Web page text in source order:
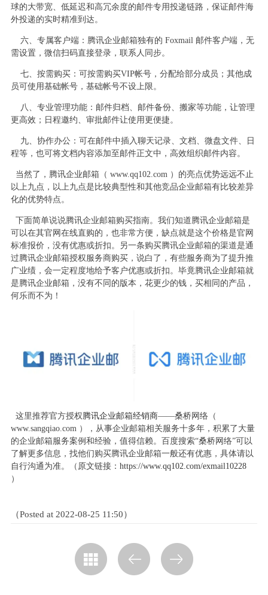
球的大带宽、低延迟和高冗余度的邮件专用投递链路，保证邮件海
外投递的实时精准到达。
六、专属客户端：腾讯企业邮箱独有的 Foxmail 邮件客户端，无
需设置，微信扫码直接登录，联系人同步。
七、按需购买：可按需购买VIP帐号，分配给部分成员；其他成
员可使用基础帐号，基础帐号不设上限。
八、专业管理功能：邮件归档、邮件备份、搬家等功能，让管理
更高效；日程邀约、审批邮件让使用更便捷。
九、协作办公：可在邮件中插入聊天记录、文档、微盘文件、日
程等，也可将文档内容添加至邮件正文中，高效组织邮件内容。
当然了，腾讯企业邮箱（ www.qq102.com ）的亮点优势远远不止
以上九点，以上九点是比较典型性和其他竞品企业邮箱有比较差异
化的优势特点。
下面简单说说腾讯企业邮箱购买指南。我们知道腾讯企业邮箱是
可以在其官网在线直购的，也非常方便，缺点就是这个价格是官网
标准报价，没有优惠或折扣。另一条购买腾讯企业邮箱的渠道是通
过腾讯企业邮箱授权服务商购买，说白了，有些服务商为了提升推
广业绩，会一定程度地给予客户优惠或折扣。毕竟腾讯企业邮箱就
是腾讯企业邮箱，没有不同的版本，花更少的钱，买相同的产品，
何乐而不为！
这里推荐官方授权 腾讯企业邮箱经销商——桑桥网络（
www.sangqiao.com ），从事企业邮箱相关服务十多年，积累了大量
的企业邮箱服务案例和经验，值得信赖。百度搜索“桑桥网络”可以
了解更多信息，找他们购买腾讯企业邮箱一般还有优惠，具体请以
自行沟通为准。（原文链接： https://www.qq102.com/exmail10228
）
（Posted at 2022-08-25 11:50）